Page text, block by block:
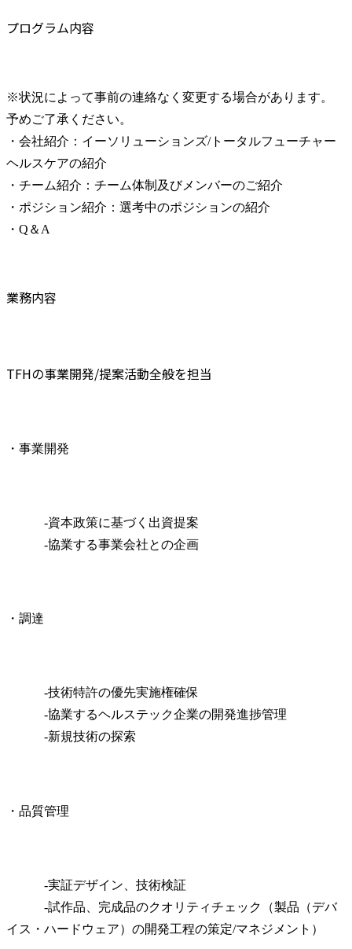
プログラム内容
※状況によって事前の連絡なく変更する場合があります。
予めご了承ください。
・会社紹介：イーソリューションズ/トータルフューチャー
ヘルスケアの紹介
・チーム紹介：チーム体制及びメンバーのご紹介
・ポジション紹介：選考中のポジションの紹介
・Q＆A
業務内容
TFHの事業開発/提案活動全般を担当
・事業開発
-資本政策に基づく出資提案
-協業する事業会社との企画
・調達
-技術特許の優先実施権確保
-協業するヘルステック企業の開発進捗管理
-新規技術の探索
・品質管理
-実証デザイン、技術検証
-試作品、完成品のクオリティチェック（製品（デバ
イス・ハードウェア）の開発工程の策定/マネジメント）